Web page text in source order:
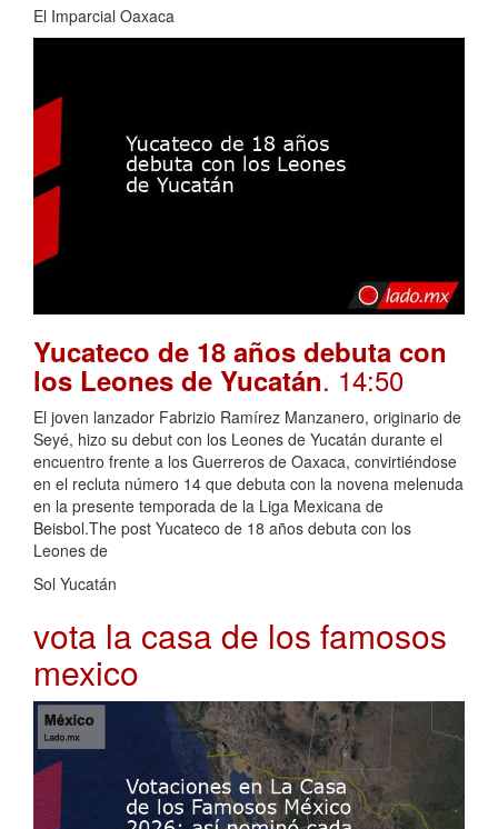
El Imparcial Oaxaca
Yucateco de 18 años debuta con
los Leones de Yucatán. 14:50
El joven lanzador Fabrizio Ramírez Manzanero, originario de
Seyé, hizo su debut con los Leones de Yucatán durante el
encuentro frente a los Guerreros de Oaxaca, convirtiéndose
en el recluta número 14 que debuta con la novena melenuda
en la presente temporada de la Liga Mexicana de
Beisbol.The post Yucateco de 18 años debuta con los
Leones de
Sol Yucatán
vota la casa de los famosos
mexico